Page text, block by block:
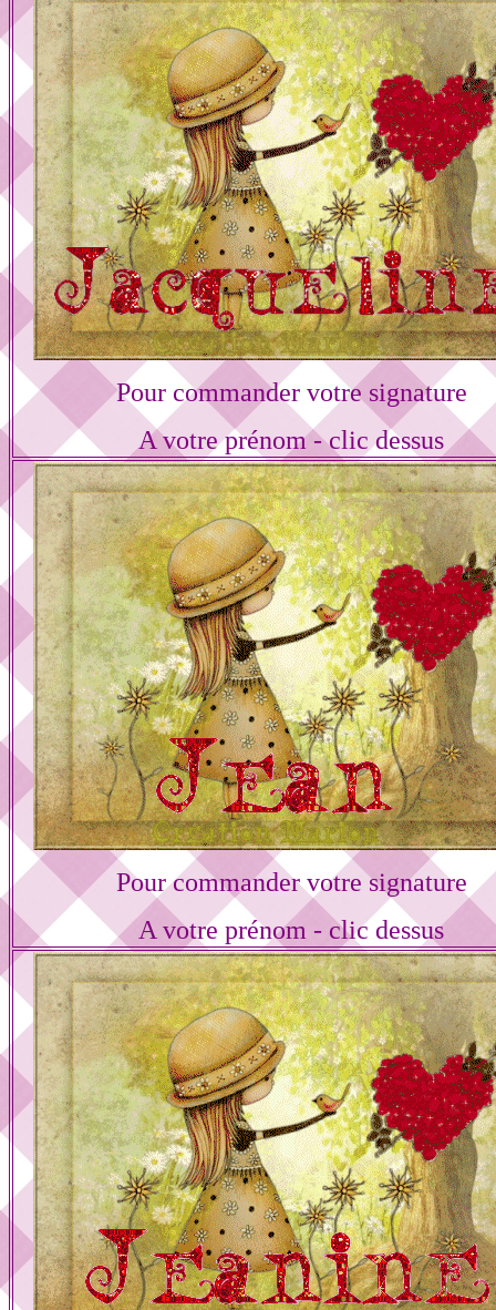
Pour commander votre signature
A votre prénom - clic dessus
Pour commander votre signature
A votre prénom - clic dessus